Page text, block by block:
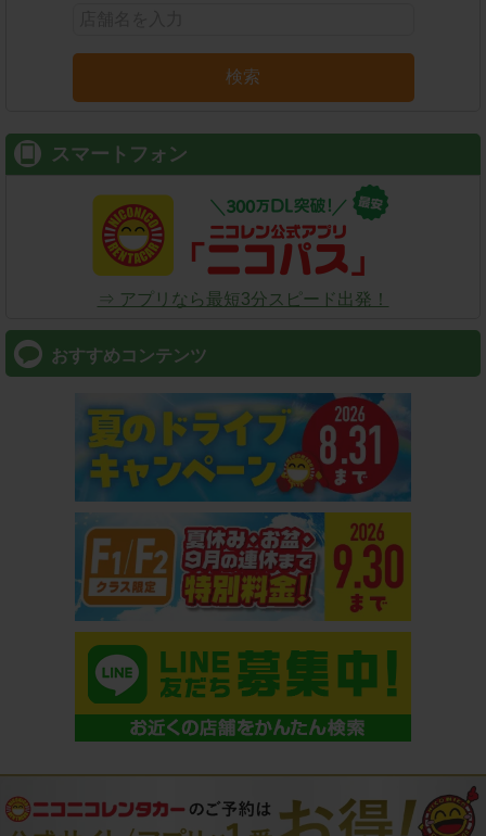
検索
スマートフォン
⇒ アプリなら最短3分スピード出発！
おすすめコンテンツ